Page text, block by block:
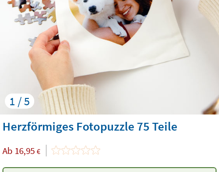
1 / 5
Herzförmiges Fotopuzzle 75 Teile
Ab 16,95 €